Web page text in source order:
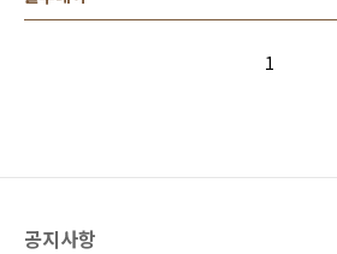
1
공지사항